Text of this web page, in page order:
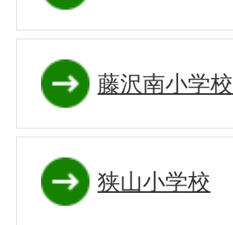
藤沢南小学校
狭山小学校